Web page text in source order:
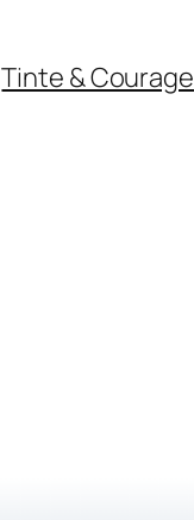
Tinte & Courage